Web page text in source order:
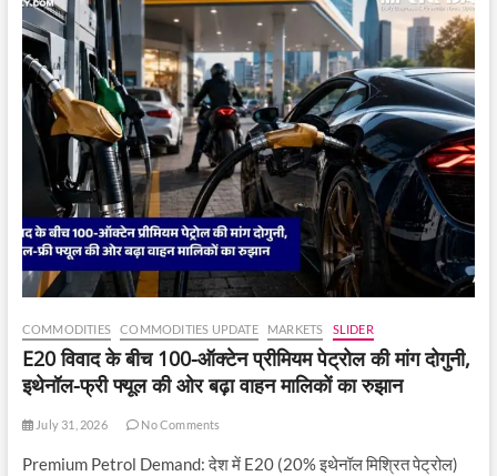
COMMODITIES COMMODITIES UPDATE MARKETS SLIDER
E20 विवाद के बीच 100-ऑक्टेन प्रीमियम पेट्रोल की मांग दोगुनी,
इथेनॉल-फ्री फ्यूल की ओर बढ़ा वाहन मालिकों का रुझान
July 31, 2026 No Comments
Premium Petrol Demand: देश में E20 (20% इथेनॉल मिश्रित पेट्रोल)